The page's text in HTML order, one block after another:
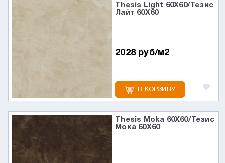
Thesis Light 60X60/Тезис
Лайт 60X60
2028 руб/м2
В КОРЗИНУ
Thesis Moka 60X60/Тезис
Мока 60X60